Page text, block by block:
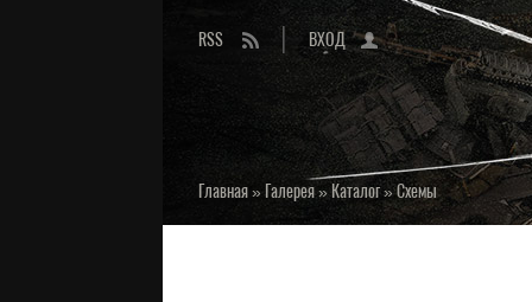
RSS ВХОД
Главная» Галерея»Каталог»Схемы